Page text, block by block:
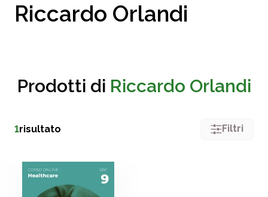
Riccardo Orlandi
Prodotti di Riccardo Orlandi
1risultato Filtri